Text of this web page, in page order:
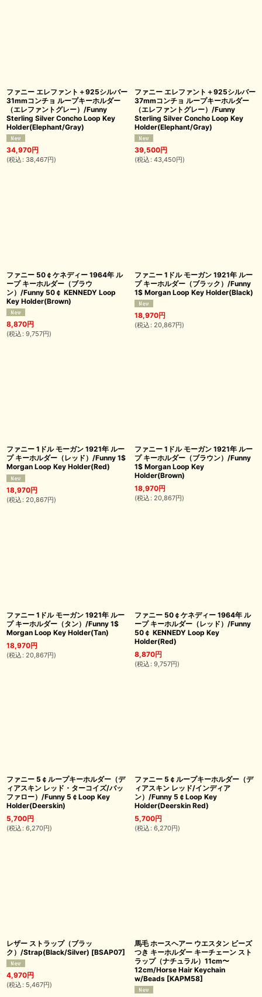
ファニー エレファント＋925シルバー
31mmコンチョ ループキーホルダー
（エレファントグレー）/Funny
Sterling Silver Concho Loop Key
Holder(Elephant/Gray)
34,970円
(税込 : 38,467円)
ファニー エレファント＋925シルバー
37mmコンチョ ループキーホルダー
（エレファントグレー）/Funny
Sterling Silver Concho Loop Key
Holder(Elephant/Gray)
39,500円
(税込 : 43,450円)
ファニー 50￠ケネディー 1964年 ル
ープ キーホルダー（ブラウ
ン）/Funny 50￠ KENNEDY Loop
Key Holder(Brown)
8,870円
(税込 : 9,757円)
ファニー 1ドル モーガン 1921年 ルー
プ キーホルダー（ブラック）/Funny
1$ Morgan Loop Key Holder(Black)
18,970円
(税込 : 20,867円)
ファニー 1ドル モーガン 1921年 ルー
プ キーホルダー（レッド）/Funny 1$
Morgan Loop Key Holder(Red)
18,970円
(税込 : 20,867円)
ファニー 1ドル モーガン 1921年 ルー
プ キーホルダー（ブラウン）/Funny
1$ Morgan Loop Key
Holder(Brown)
18,970円
(税込 : 20,867円)
ファニー 1ドル モーガン 1921年 ルー
プ キーホルダー（タン）/Funny 1$
Morgan Loop Key Holder(Tan)
18,970円
(税込 : 20,867円)
ファニー 50￠ケネディー 1964年 ル
ープ キーホルダー（レッド）/Funny
50￠ KENNEDY Loop Key
Holder(Red)
8,870円
(税込 : 9,757円)
ファニー 5￠ループキーホルダー（デ
ィアスキン レッド・ターコイズ/バッ
ファロー）/Funny 5￠Loop Key
Holder(Deerskin)
5,700円
(税込 : 6,270円)
ファニー 5￠ループキーホルダー（デ
ィアスキン レッド/インディア
ン）/Funny 5￠Loop Key
Holder(Deerskin Red)
5,700円
(税込 : 6,270円)
レザー ストラップ（ブラッ
ク）/Strap(Black/Silver) [BSAP07]
4,970円
(税込 : 5,467円)
馬毛 ホースヘアー ウエスタン ビーズ
つき キーホルダー キーチェーン スト
ラップ（ナチュラル）11cm〜
12cm/Horse Hair Keychain
w/Beads [KAPM58]